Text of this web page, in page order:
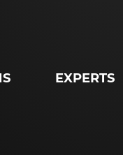
EXPERTS